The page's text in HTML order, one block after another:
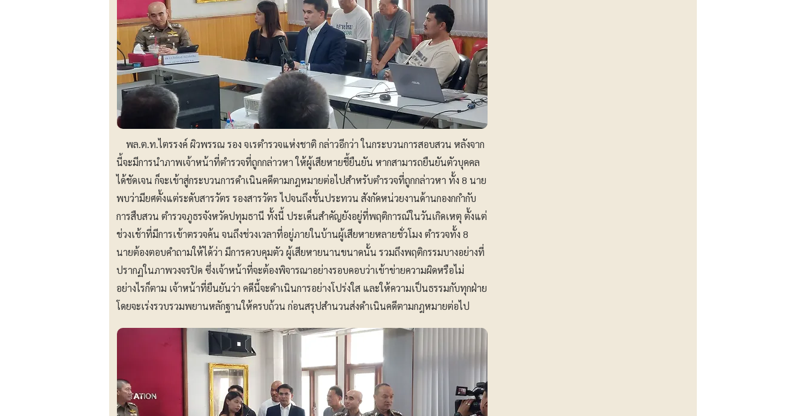
พล.ต.ท.ไตรรงค์ ผิวพรรณ รอง จเรตำรวจแห่งชาติ กล่าวอีกว่า ในกระบวนการสอบสวน หลังจาก
นี้จะมีการนำภาพเจ้าหน้าที่ตำรวจที่ถูกกล่าวหา ให้ผู้เสียหายชี้ยืนยัน หากสามารถยืนยันตัวบุคคล
ได้ชัดเจน ก็จะเข้าสู่กระบวนการดำเนินคดีตามกฎหมายต่อไปสำหรับตำรวจที่ถูกกล่าวหา ทั้ง 8 นาย
พบว่ามียศตั้งแต่ระดับสารวัตร รองสารวัตร ไปจนถึงชั้นประทวน สังกัดหน่วยงานด้านกองกกำกับ
การสืบสวน ตำรวจภูธรจังหวัดปทุมธานี ทั้งนี้ ประเด็นสำคัญยังอยู่ที่พฤติการณ์ในวันเกิดเหตุ ตั้งแต่
ช่วงเช้าที่มีการเข้าตรวจค้น จนถึงช่วงเวลาที่อยู่ภายในบ้านผู้เสียหายหลายชั่วโมง ตำรวจทั้ง 8
นายต้องตอบคำถามให้ได้ว่า มีการควบคุมตัว ผู้เสียหายนานขนาดนั้น รวมถึงพฤติกรรมบางอย่างที่
ปรากฏในภาพวงจรปิด ซึ่งเจ้าหน้าที่จะต้องพิจารณาอย่างรอบคอบว่าเข้าข่ายความผิดหรือไม่
อย่างไรก็ตาม เจ้าหน้าที่ยืนยันว่า คดีนี้จะดำเนินการอย่างโปร่งใส และให้ความเป็นธรรมกับทุกฝ่าย
โดยจะเร่งรวบรวมพยานหลักฐานให้ครบถ้วน ก่อนสรุปสำนวนส่งดำเนินคดีตามกฎหมายต่อไป